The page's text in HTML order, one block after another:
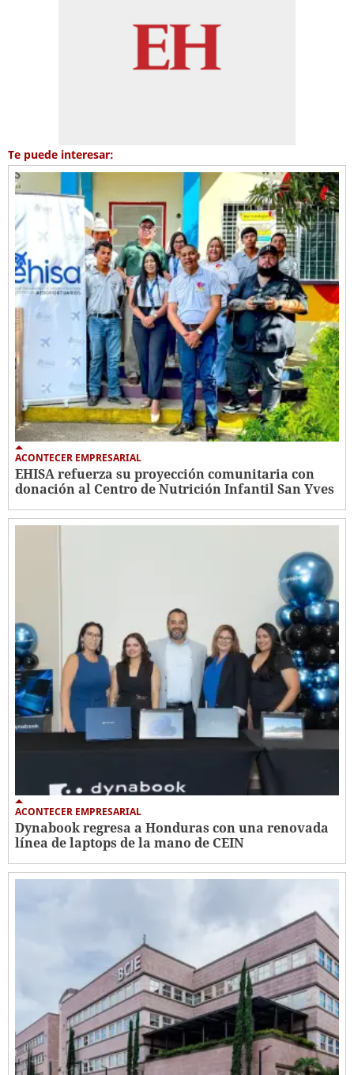
Te puede interesar:
ACONTECER EMPRESARIAL
EHISA refuerza su proyección comunitaria con
donación al Centro de Nutrición Infantil San Yves
ACONTECER EMPRESARIAL
Dynabook regresa a Honduras con una renovada
línea de laptops de la mano de CEIN